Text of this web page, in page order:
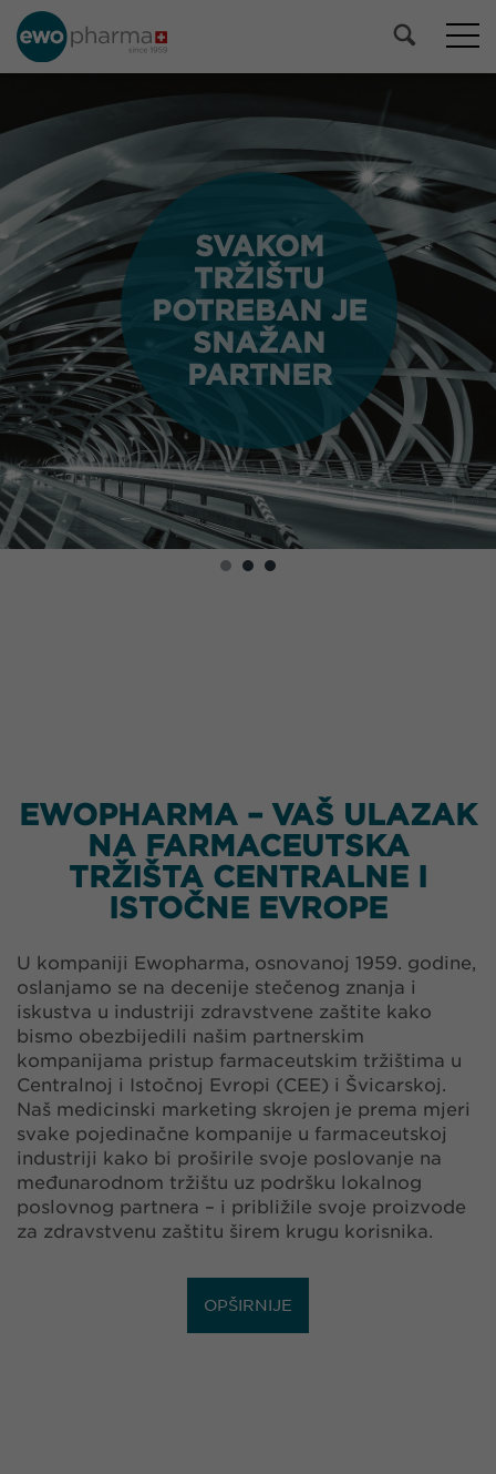
SVAKOM
TRŽIŠTU
POTREBAN JE
SNAŽAN
PARTNER
SVAKOM
TRŽIŠTU
POTREBAN JE
SNAŽAN
PARTNER
EWOPHARMA – VAŠ ULAZAK
NA FARMACEUTSKA
TRŽIŠTA CENTRALNE I
ISTOČNE EVROPE
U kompaniji Ewopharma, osnovanoj 1959. godine,
oslanjamo se na decenije stečenog znanja i
iskustva u industriji zdravstvene zaštite kako
bismo obezbijedili našim partnerskim
kompanijama pristup farmaceutskim tržištima u
Centralnoj i Istočnoj Evropi (CEE) i Švicarskoj.
Naš medicinski marketing skrojen je prema mjeri
svake pojedinačne kompanije u farmaceutskoj
industriji kako bi proširile svoje poslovanje na
međunarodnom tržištu uz podršku lokalnog
poslovnog partnera – i približile svoje proizvode
za zdravstvenu zaštitu širem krugu korisnika.
OPŠIRNIJE